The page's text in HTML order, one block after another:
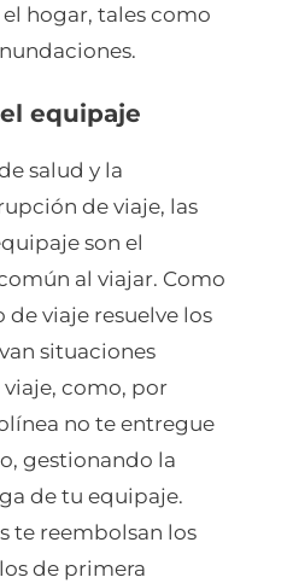
hogar, tales como
equipaje
salud y la
de viaje, las
son el
al viajar. Como
viaje resuelve los
situaciones
como, por
no te entregue
gestionando la
de tu equipaje.
te reembolsan los
de primera